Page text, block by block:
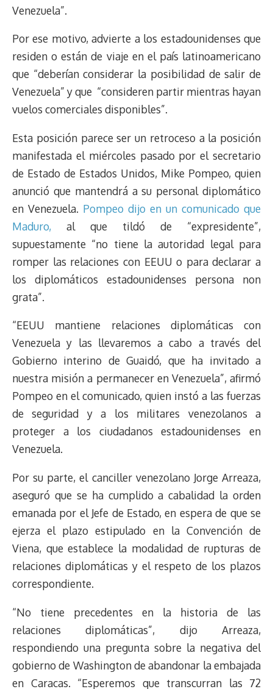
Venezuela”.
Por ese motivo, advierte a los estadounidenses que
residen o están de viaje en el país latinoamericano
que “deberían considerar la posibilidad de salir de
Venezuela” y que “consideren partir mientras hayan
vuelos comerciales disponibles”.
Esta posición parece ser un retroceso a la posición
manifestada el miércoles pasado por el secretario
de Estado de Estados Unidos, Mike Pompeo, quien
anunció que mantendrá a su personal diplomático
en Venezuela. Pompeo dijo en un comunicado que
Maduro, al que tildó de “expresidente”,
supuestamente “no tiene la autoridad legal para
romper las relaciones con EEUU o para declarar a
los diplomáticos estadounidenses persona non
grata”.
“EEUU mantiene relaciones diplomáticas con
Venezuela y las llevaremos a cabo a través del
Gobierno interino de Guaidó, que ha invitado a
nuestra misión a permanecer en Venezuela”, afirmó
Pompeo en el comunicado, quien instó a las fuerzas
de seguridad y a los militares venezolanos a
proteger a los ciudadanos estadounidenses en
Venezuela.
Por su parte, el canciller venezolano Jorge Arreaza,
aseguró que se ha cumplido a cabalidad la orden
emanada por el Jefe de Estado, en espera de que se
ejerza el plazo estipulado en la Convención de
Viena, que establece la modalidad de rupturas de
relaciones diplomáticas y el respeto de los plazos
correspondiente.
“No tiene precedentes en la historia de las
relaciones diplomáticas”, dijo Arreaza,
respondiendo una pregunta sobre la negativa del
gobierno de Washington de abandonar la embajada
en Caracas. “Esperemos que transcurran las 72